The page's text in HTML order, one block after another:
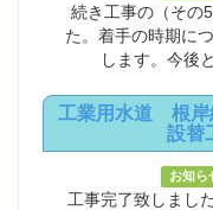
続き工事の（その
た。着手の時期に
します。今後
工業用水道 根岸
設替
お知ら
工事完了致しまし